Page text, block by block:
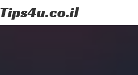
Tips4u.co.il